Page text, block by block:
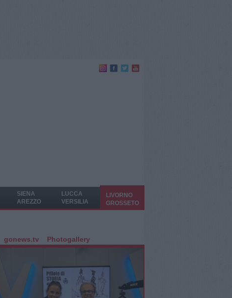
SIENA
AREZZO
LUCCA
VERSILIA
LIVORNO
GROSSETO
gonews.tv Photogallery